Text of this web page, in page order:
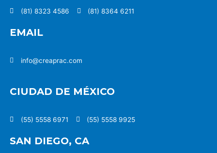
(81) 8323 4586 (81) 8364 6211
EMAIL
info@creaprac.com
CIUDAD DE MÉXICO
(55) 5558 6971 (55) 5558 9925
SAN DIEGO, CA